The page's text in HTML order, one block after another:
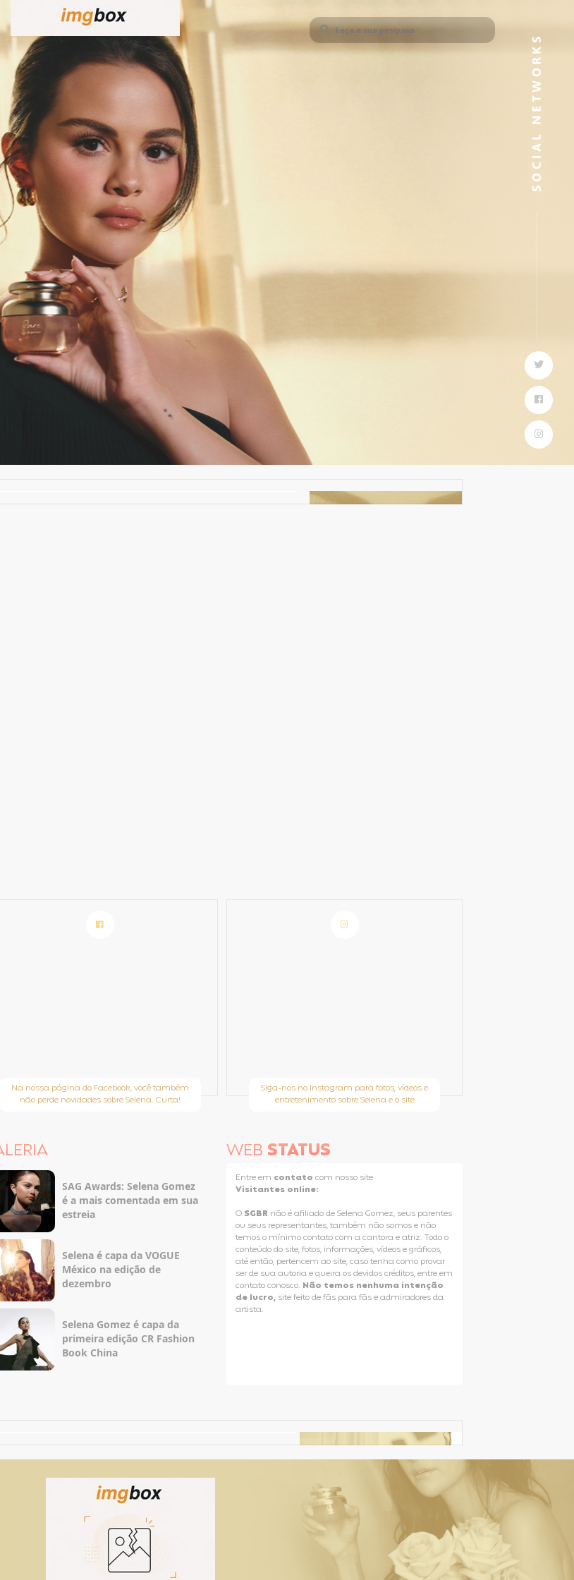
Na nossa página do Facebook, você também
não perde novidades sobre Selena. Curta!
Siga-nos no Instagram para fotos, vídeos e
entretenimento sobre Selena e o site
Taylor Swift Brasil
SAG Awards: Selena Gomez
é a mais comentada em sua
estreia
Selena é capa da VOGUE
México na edição de
dezembro
Selena Gomez é capa da
primeira edição CR Fashion
Book China
WEB STATUS
Entre em contatocom nosso site
Visitantes online:
O SGBR não é afiliado de Selena Gomez, seus parentes
ou seus representantes, também não somos e não
temos o mínimo contato com a cantora e atriz. Todo o
conteúdo do site, fotos, informações, vídeos e gráficos,
até então, pertencem ao site, caso tenha como provar
ser de sua autoria e queira os devidos créditos, entre em
contato conosco. Não temos nenhuma intenção
de lucro, site feito de fãs para fãs e admiradores da
artista.